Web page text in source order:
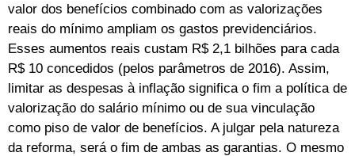
valor dos benefícios combinado com as valorizações
reais do mínimo ampliam os gastos previdenciários.
Esses aumentos reais custam R$ 2,1 bilhões para cada
R$ 10 concedidos (pelos parâmetros de 2016). Assim,
limitar as despesas à inflação significa o fim a política de
valorização do salário mínimo ou de sua vinculação
como piso de valor de benefícios. A julgar pela natureza
da reforma, será o fim de ambas as garantias. O mesmo